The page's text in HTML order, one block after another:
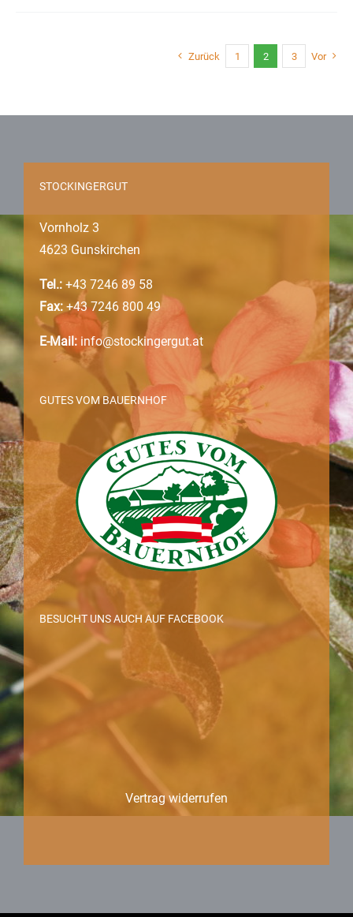
Zurück 1 2 3 Vor
STOCKINGERGUT
Vornholz 3
4623 Gunskirchen
Tel.: +43 7246 89 58
Fax: +43 7246 800 49
E-Mail: info@stockingergut.at
GUTES VOM BAUERNHOF
BESUCHT UNS AUCH AUF FACEBOOK
Vertrag widerrufen